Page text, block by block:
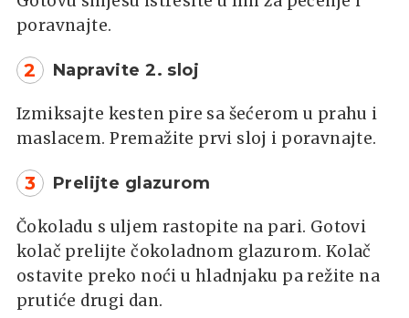
poravnajte.
2 Napravite 2. sloj
Izmiksajte kesten pire sa šećerom u prahu i
maslacem. Premažite prvi sloj i poravnajte.
3 Prelijte glazurom
Čokoladu s uljem rastopite na pari. Gotovi
kolač prelijte čokoladnom glazurom. Kolač
ostavite preko noći u hladnjaku pa režite na
prutiće drugi dan.